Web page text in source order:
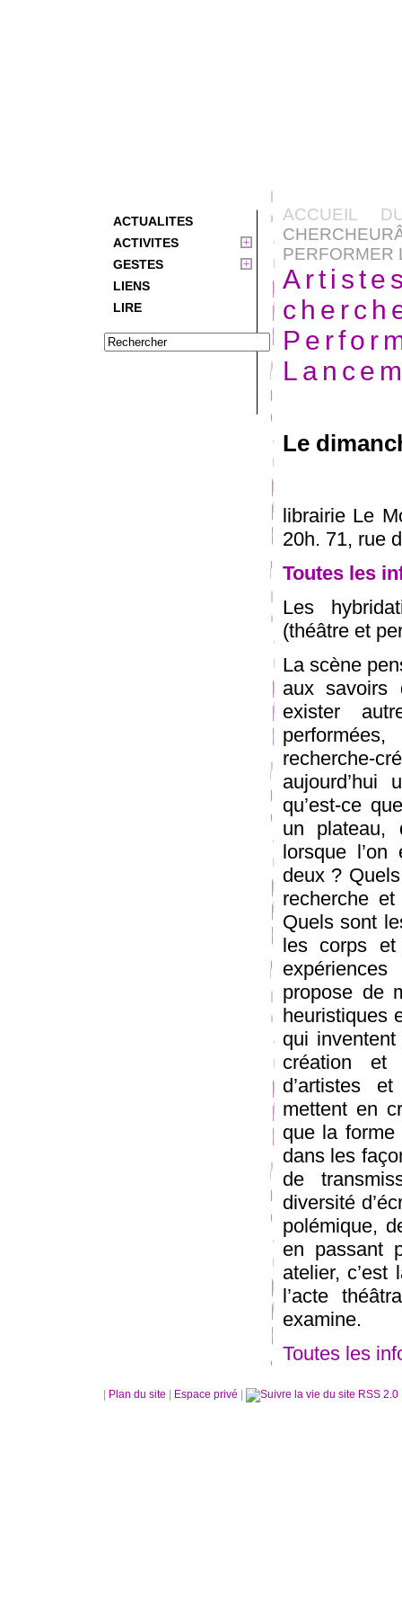
ACTUALITES
ACTIVITES
GESTES
LIENS
LIRE
ACCUEIL
PERFORMER
Le
librairie Le
20h. 71, rue
Toutes les
Les
(théâtre et
La scène
aux savoirs
exister
recherche-
aujourd’hui
qu’est-ce
un plateau,
lorsque
deux ?
recherche
Quels sont
les corps
propose de
heuristiques
qui
création et
d’artistes
mettent en
que la
dans les
de
diversité
polémique,
en passant
atelier, c’est
l’acte
examine.
Toutes les
Plan du site Espace privé RSS 2.0